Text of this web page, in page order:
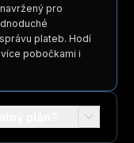
pro
plateb. Hodí
pobočkami i